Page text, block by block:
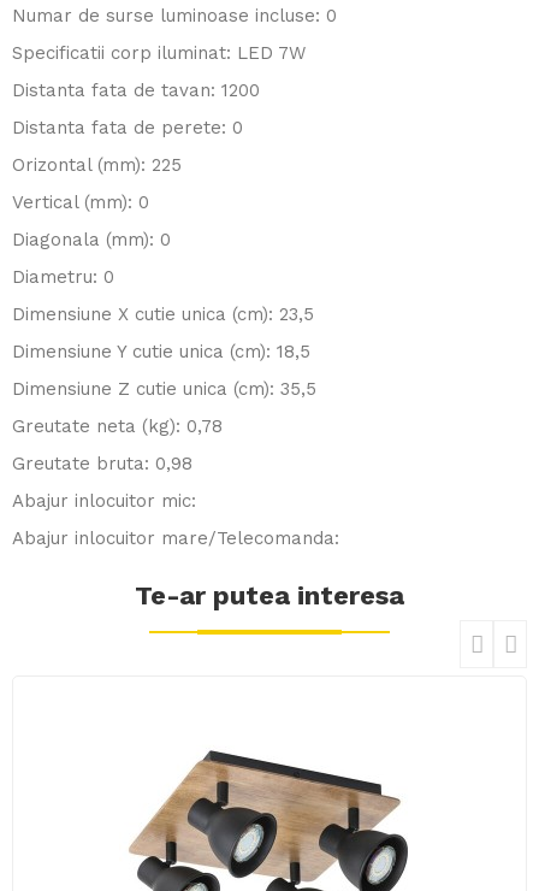
Numar de surse luminoase incluse: 0
Specificatii corp iluminat: LED 7W
Distanta fata de tavan: 1200
Distanta fata de perete: 0
Orizontal (mm): 225
Vertical (mm): 0
Diagonala (mm): 0
Diametru: 0
Dimensiune X cutie unica (cm): 23,5
Dimensiune Y cutie unica (cm): 18,5
Dimensiune Z cutie unica (cm): 35,5
Greutate neta (kg): 0,78
Greutate bruta: 0,98
Abajur inlocuitor mic:
Abajur inlocuitor mare/Telecomanda:
Te-ar putea interesa